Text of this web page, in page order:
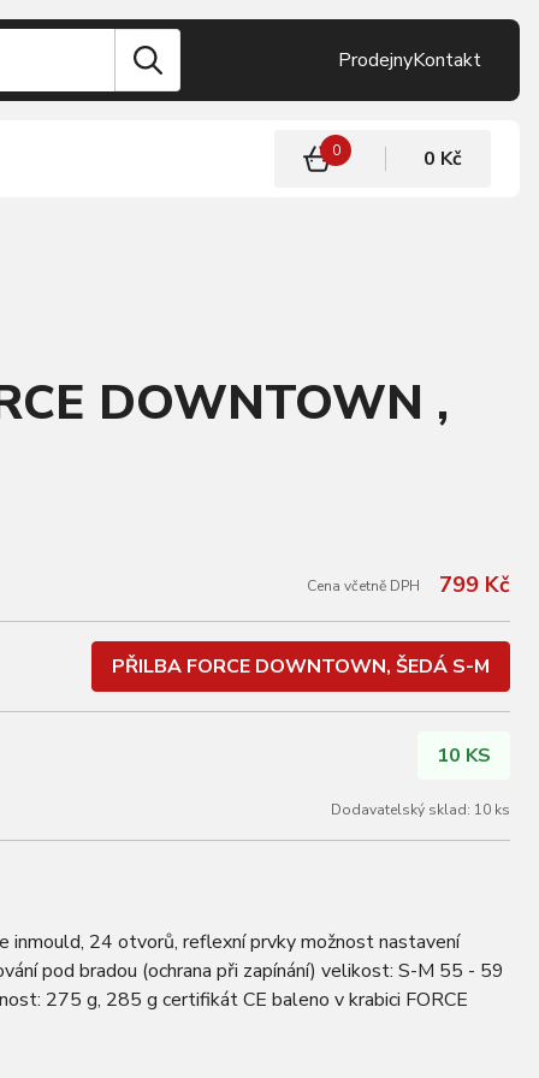
ProdejnyKontakt
0 0 Kč
DOWNTOWN ,
Cena včetně DPH 799 Kč
PŘILBA FORCE DOWNTOWN, ŠEDÁ S-M
10 KS
Dodavatelský sklad: 10 ks
inmould, 24 otvorů, reflexní prvky možnost nastavení
pod bradou (ochrana při zapínání) velikost: S-M 55 - 59
275 g, 285 g certifikát CE baleno v krabici FORCE